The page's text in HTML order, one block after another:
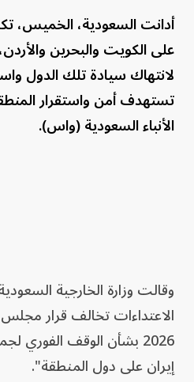
أدانت السعودية، الخميس،
على الكويت والبحرين
لانتهاك سيادة تلك الدول
تستهدف أمن واستقرار
الأنباء السعودية (واس).
وقالت وزارة الخارجية
2026 بشأن الوقف الفوري
إيران على دول المنطقة".